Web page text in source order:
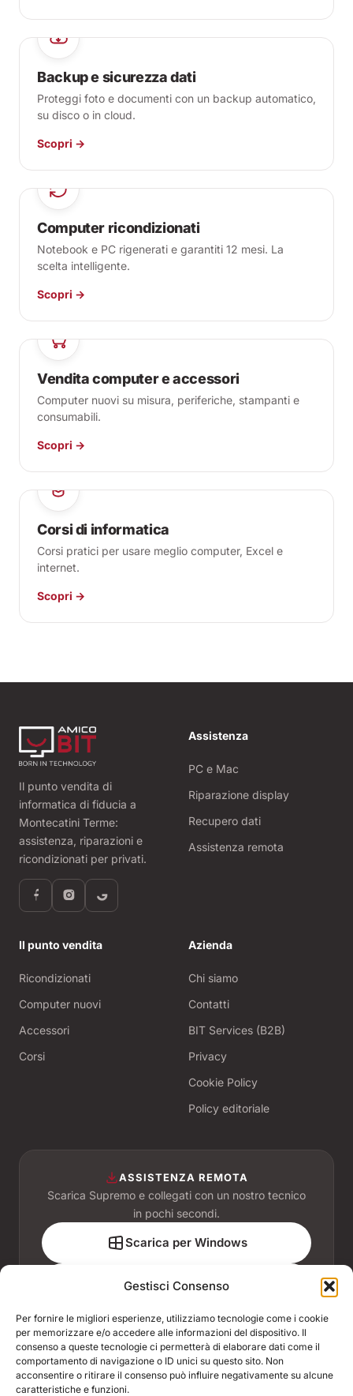
Gestisci Consenso
Per fornire le migliori esperienze, utilizziamo tecnologie come i cookie
per memorizzare e/o accedere alle informazioni del dispositivo. Il
consenso a queste tecnologie ci permetterà di elaborare dati come il
comportamento di navigazione o ID unici su questo sito. Non
acconsentire o ritirare il consenso può influire negativamente su alcune
caratteristiche e funzioni.
Backup e sicurezza dati
Proteggi foto e documenti con un backup automatico,
su disco o in cloud.
Scopri →
Computer ricondizionati
Notebook e PC rigenerati e garantiti 12 mesi. La
scelta intelligente.
Scopri →
Vendita computer e accessori
Computer nuovi su misura, periferiche, stampanti e
consumabili.
Scopri →
Corsi di informatica
Corsi pratici per usare meglio computer, Excel e
internet.
Scopri →
Il punto vendita di
informatica di fiducia a
Montecatini Terme:
assistenza, riparazioni e
ricondizionati per privati.
Assistenza
PC e Mac
Riparazione display
Recupero dati
Assistenza remota
Il punto vendita
Ricondizionati
Computer nuovi
Accessori
Corsi
Azienda
Chi siamo
Contatti
BIT Services (B2B)
Privacy
Cookie Policy
Policy editoriale
ASSISTENZA REMOTA
Scarica Supremo e collegati con un nostro tecnico
in pochi secondi.
Scarica per Windows
Scarica per macOS
ASSOCIATI A
ACCREDITAMENTI E CONVENZIONI